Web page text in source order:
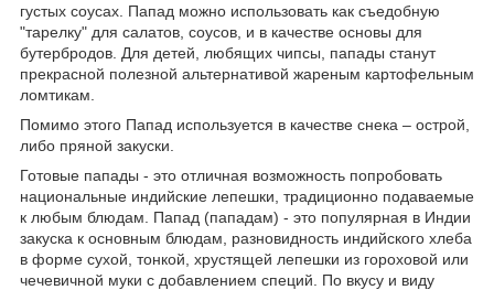
густых соусах. Папад можно использовать как съедобную
"тарелку" для салатов, соусов, и в качестве основы для
бутербродов. Для детей, любящих чипсы, папады станут
прекрасной полезной альтернативой жареным картофельным
ломтикам.
Помимо этого Папад используется в качестве снека – острой,
либо пряной закуски.
Готовые папады - это отличная возможность попробовать
национальные индийские лепешки, традиционно подаваемые
к любым блюдам. Папад (пападам) - это популярная в Индии
закуска к основным блюдам, разновидность индийского хлеба
в форме сухой, тонкой, хрустящей лепешки из гороховой или
чечевичной муки с добавлением специй. По вкусу и виду